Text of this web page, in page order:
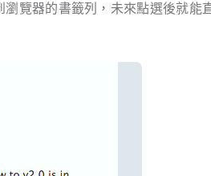
瀏覽器的書籤列，未來點選後就能